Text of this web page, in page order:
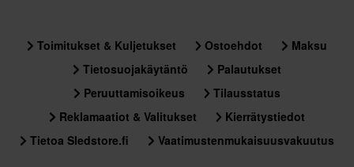
Toimitukset & Kuljetukset Ostoehdot
Maksu
Tietosuojakäytäntö
Palautukset
Peruuttamisoikeus
Tilausstatus
Reklamaatiot & Valitukset
Kierrätystiedot
Tietoa Sledstore.fi
Vaatimustenmukaisuusvakuutus